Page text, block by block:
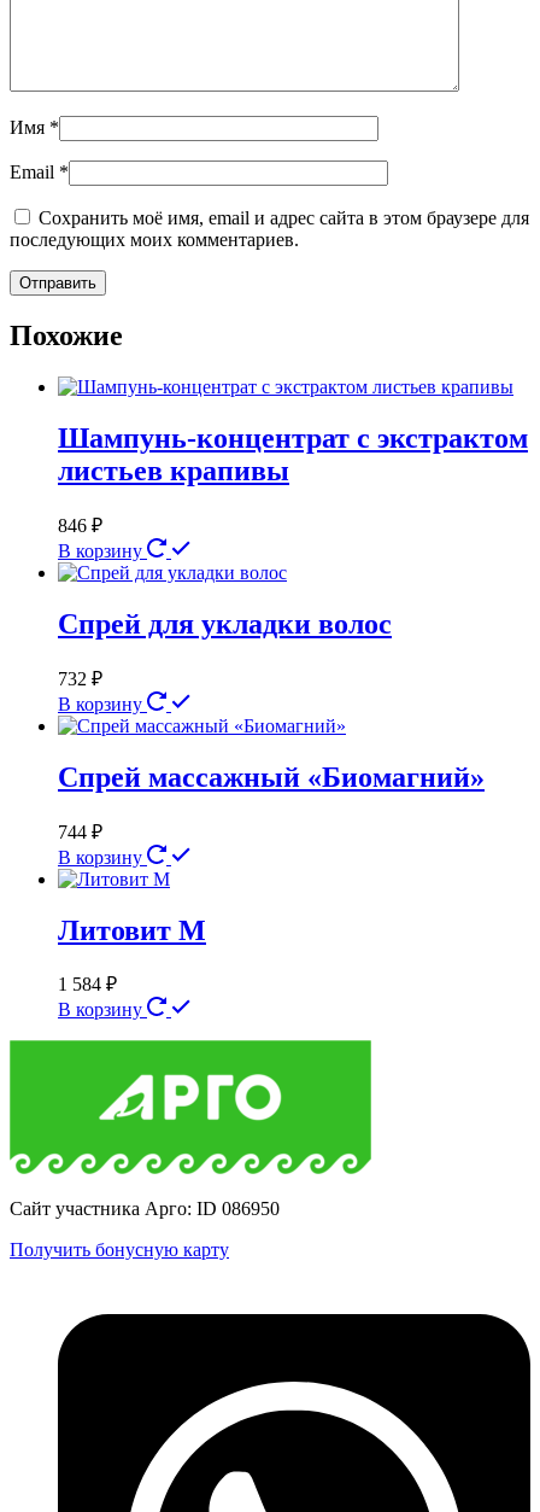
Имя *
Email *
Сохранить моё имя, email и адрес сайта в этом браузере для
последующих моих комментариев.
Похожие
Шампунь-концентрат с экстрактом
листьев крапивы
846 ₽
В корзину
Спрей для укладки волос
732 ₽
В корзину
Спрей массажный «Биомагний»
744 ₽
В корзину
Литовит М
1 584 ₽
В корзину
Сайт участника Арго: ID 086950
Получить бонусную карту